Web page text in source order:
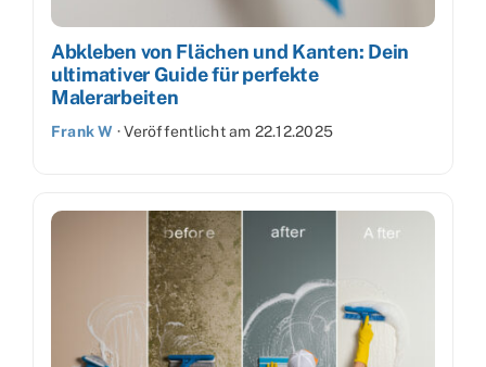
Abkleben von Flächen und Kanten: Dein
ultimativer Guide für perfekte
Malerarbeiten
Frank W ·Veröffentlicht am 22.12.2025